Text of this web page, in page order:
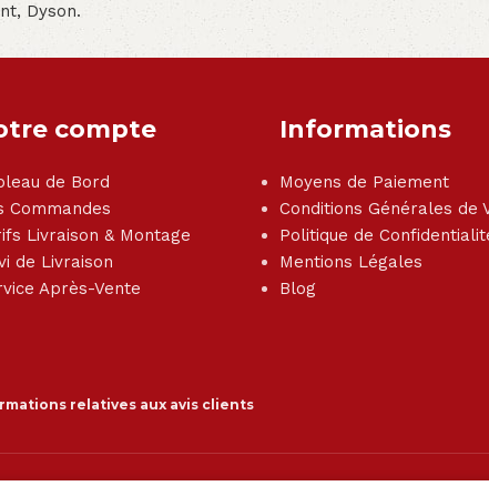
Dyson.
compte
de Bord
Commandes
Livraison & Montage
de Livraison
Après-Vente
Informations
Moyens de Paiement
Conditions Générales de
Politique de
Mentions Légales
Blog
relatives aux avis clients